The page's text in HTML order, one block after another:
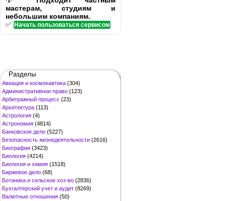
мастерам, студиям и
небольшим компаниям.
✅ Начать пользоваться сервисом
Разделы
Авиация и космонавтика (304)
Административное право (123)
Арбитражный процесс (23)
Архитектура (113)
Астрология (4)
Астрономия (4814)
Банковское дело (5227)
Безопасность жизнедеятельности (2616)
Биографии (3423)
Биология (4214)
Биология и химия (1518)
Биржевое дело (68)
Ботаника и сельское хоз-во (2836)
Бухгалтерский учет и аудит (8269)
Валютные отношения (50)